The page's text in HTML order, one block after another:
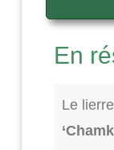
En
Le